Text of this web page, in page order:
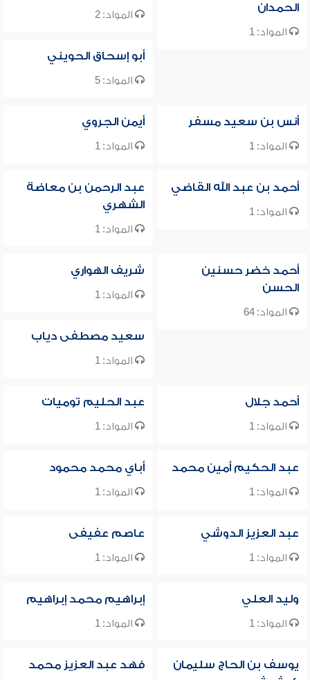
الحمدان
المواد: 1
المواد: 2
أبو إسحاق الحويني
المواد: 5
أنس بن سعيد مسفر
المواد: 1
أيمن الجروي
المواد: 1
أحمد بن عبد الله القاضي
المواد: 1
عبد الرحمن بن معاضة
الشهري
المواد: 1
أحمد خضر حسنين
الحسن
المواد: 64
شريف الهواري
المواد: 1
سعيد مصطفى دياب
المواد: 1
أحمد جلال
المواد: 1
عبد الحليم توميات
المواد: 1
عبد الحكيم أمين محمد
المواد: 1
أباي محمد محمود
المواد: 1
عبد العزيز الدوشي
المواد: 1
عاصم عفيفى
المواد: 1
وليد العلي
المواد: 1
إبراهيم محمد إبراهيم
المواد: 1
يوسف بن الحاج سليمان
فهد عبد العزيز محمد